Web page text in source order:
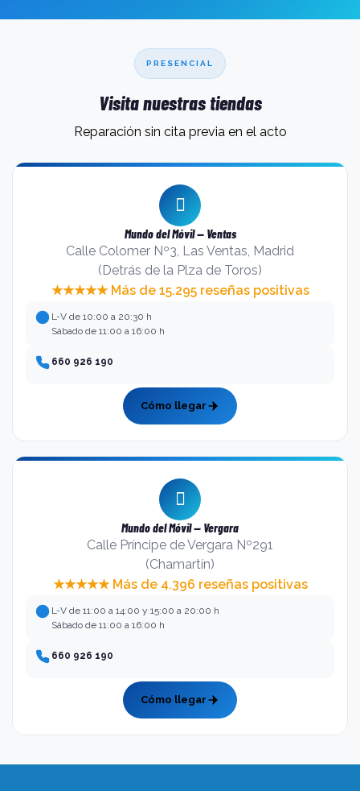
PRESENCIAL
Visita nuestras tiendas
Reparación sin cita previa en el acto
Mundo del Móvil — Ventas
Calle Colomer Nº3, Las Ventas, Madrid
(Detrás de la Plza de Toros)
★★★★★ Más de 15.295 reseñas positivas
L-V de 10:00 a 20:30 h
Sábado de 11:00 a 16:00 h
660 926 190
Cómo llegar
Mundo del Móvil — Vergara
Calle Príncipe de Vergara Nº291
(Chamartín)
★★★★★ Más de 4.396 reseñas positivas
L-V de 11:00 a 14:00 y 15:00 a 20:00 h
Sábado de 11:00 a 16:00 h
660 926 190
Cómo llegar